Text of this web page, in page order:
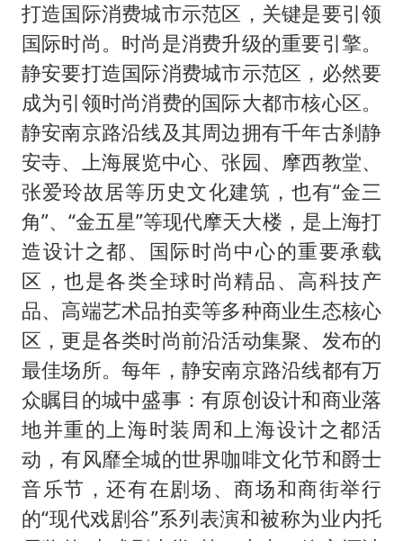
打造国际消费城市示范区，关键是要引领
国际时尚。时尚是消费升级的重要引擎。
静安要打造国际消费城市示范区，必然要
成为引领时尚消费的国际大都市核心区。
静安南京路沿线及其周边拥有千年古刹静
安寺、上海展览中心、张园、摩西教堂、
张爱玲故居等历史文化建筑，也有“金三
角”、“金五星”等现代摩天大楼，是上海打
造设计之都、国际时尚中心的重要承载
区，也是各类全球时尚精品、高科技产
品、高端艺术品拍卖等多种商业生态核心
区，更是各类时尚前沿活动集聚、发布的
最佳场所。每年，静安南京路沿线都有万
众瞩目的城中盛事：有原创设计和商业落
地并重的上海时装周和上海设计之都活
动，有风靡全城的世界咖啡文化节和爵士
音乐节，还有在剧场、商场和商街举行
的“现代戏剧谷”系列表演和被称为业内托